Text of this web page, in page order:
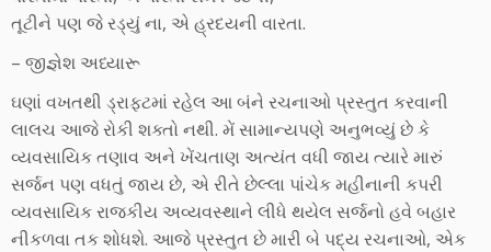
તૂટીને પણ જે રડ્યું ના, એ હ્રદયની વારતા.
– જીજ્ઞેશ અધ્યારૂ
ઘણાં વખતથી ડ્રાફ્ટમાં રહેલ આ બંને રચનાઓ પ્રસ્તુત કરવાની
લાલચ આજે રોકી શક્તો નથી. મેં સામાન્યપણે અનુભવ્યું છે કે
વ્યવસાયિક તણાવ અને ખેંચતાણ અત્યંત વધી જાય ત્યારે મારું
સર્જન પણ વધતું જાય છે, એ રીતે છેલ્લા પાંચેક મહીનાની કપરી
વ્યવસાયિક રાજકીય અવ્યવસ્થાને લીધે થયેલ સર્જનો હવે બહાર
નીકળવા તક શોધશે. આજે પ્રસ્તુત છે મારી બે પદ્ય રચનાઓ, એક